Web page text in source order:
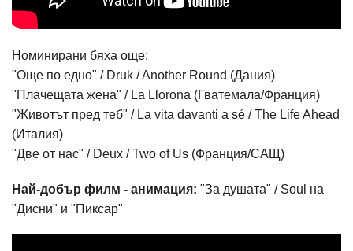
Номинирани бяха още:
"Още по едно" / Druk / Another Round (Дания)
"Плачещата жена" / La Llorona (Гватемала/Франция)
"Животът пред теб" / La vita davanti a sé / The Life Ahead
(Италия)
"Две от нас" / Deux / Two of Us (Франция/САЩ)
Най-добър филм - анимация: "За душата" / Soul на
"Дисни" и "Пиксар"